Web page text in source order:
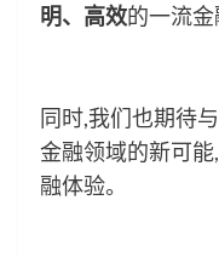
明、高效的一流金
同时,我们也期待
金融领域的新可
融体验。